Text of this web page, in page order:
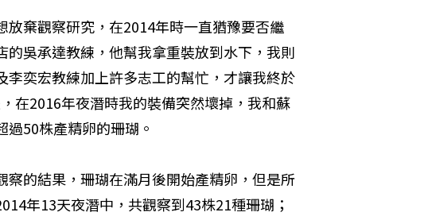
棄觀察研究，在2014年時一直猶豫要否繼
吳承達教練，他幫我拿重裝放到水下，我則
奕宏教練加上許多志工的幫忙，才讓我終於
在2016年夜潛時我的裝備突然壞掉，我和蘇
50株產精卵的珊瑚。
的結果，珊瑚在滿月後開始產精卵，但是所
年13天夜潛中，共觀察到43株21種珊瑚；